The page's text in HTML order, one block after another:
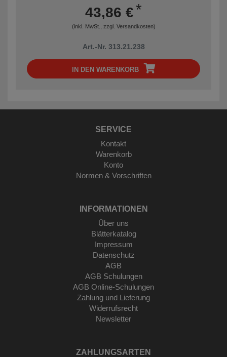
43,86 €*
(inkl. MwSt., zzgl. Versandkosten)
Art.-Nr. 313.21.238
IN DEN WARENKORB
SERVICE
Kontakt
Warenkorb
Konto
Normen & Vorschriften
INFORMATIONEN
Über uns
Blätterkatalog
Impressum
Datenschutz
AGB
AGB Schulungen
AGB Online-Schulungen
Zahlung und Lieferung
Widerrufsrecht
Newsletter
ZAHLUNGSARTEN